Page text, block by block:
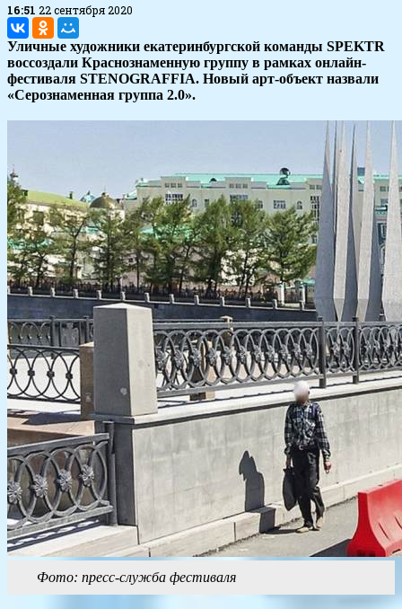
16:51 22 сентября 2020
Уличные художники екатеринбургской команды SPEKTR
воссоздали Краснознаменную группу в рамках онлайн-
фестиваля STENOGRAFFIA. Новый арт-объект назвали
«Серознаменная группа 2.0».
Фото: пресс-служба фестиваля